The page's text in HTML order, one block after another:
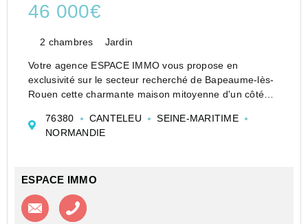
46 000€
2 chambres Jardin
Votre agence ESPACE IMMO vous propose en
exclusivité sur le secteur recherché de Bapeaume-lès-
Rouen cette charmante maison mitoyenne d'un côté
un cadre de vie agréable et chaleureux !
Développant une...
76380 CANTELEU
SEINE-MARITIME
NORMANDIE
ESPACE IMMO
Contacter l'agence